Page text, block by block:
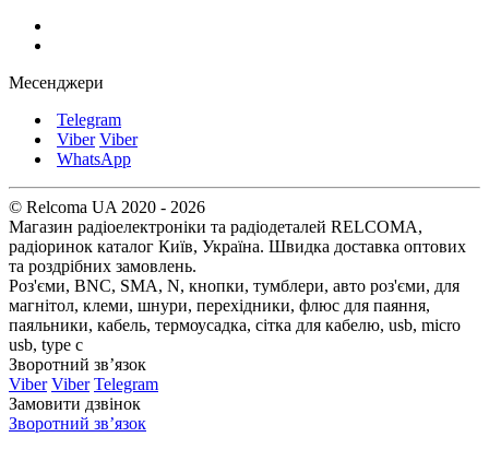
Месенджери
Telegram
Viber Viber
WhatsApp
© Relcoma UA 2020 - 2026
Магазин радіоелектроніки та радіодеталей RELCOMA,
радіоринок каталог Київ, Україна. Швидка доставка оптових
та роздрібних замовлень.
Роз'єми, BNC, SMA, N, кнопки, тумблери, авто роз'єми, для
магнітол, клеми, шнури, перехідники, флюс для паяння,
паяльники, кабель, термоусадка, сітка для кабелю, usb, micro
usb, type c
Зворотний зв’язок
Viber Viber Telegram
Замовити дзвінок
Зворотний зв’язок